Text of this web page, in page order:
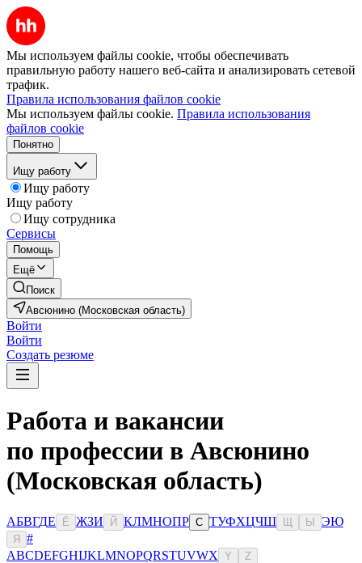
Мы используем файлы cookie, чтобы обеспечивать
правильную работу нашего веб-сайта и анализировать сетевой
трафик.
Правила использования файлов cookie
Мы используем файлы cookie. Правила использования
файлов cookie
Понятно
Ищу работу
Ищу работу
Ищу работу
Ищу сотрудника
Сервисы
Помощь
Ещё
Поиск
Авсюнино (Московская область)
Войти
Войти
Создать резюме
Работа и вакансии
по профессии в Авсюнино
(Московская область)
АБВГДЕ Ё ЖЗИ Й КЛМНОПР С ТУФХЦЧШ Ы ЭЮ
Я
#
ABCDEFGHIJKLMNOPQRSTUVWX Y Z